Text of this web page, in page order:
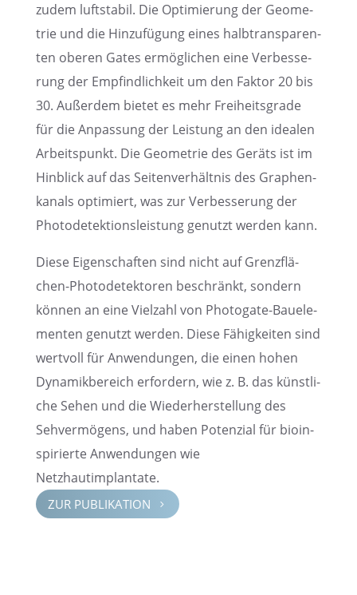
zudem luftsta­bil. Die Optimie­rung der Geome­
trie und die Hinzu­fü­gung eines halbtrans­pa­ren­
ten oberen Gates ermög­li­chen eine Verbes­se­
rung der Empfind­lich­keit um den Faktor 20 bis
30. Außer­dem bietet es mehr Freiheits­grade
für die Anpas­sung der Leistung an den idealen
Arbeits­punkt. Die Geome­trie des Geräts ist im
Hinblick auf das Seiten­ver­hält­nis des Graphen­
ka­nals optimiert, was zur Verbes­se­rung der
Photo­de­tek­ti­ons­leis­tung genutzt werden kann.
Diese Eigen­schaf­ten sind nicht auf Grenz­flä­
chen-Photo­de­tek­to­ren beschränkt, sondern
können an eine Vielzahl von Photo­gate-Bauele­
men­ten genutzt werden. Diese Fähig­kei­ten sind
wertvoll für Anwen­dun­gen, die einen hohen
Dynamik­be­reich erfor­dern, wie z. B. das künst­li­
che Sehen und die Wieder­her­stel­lung des
Sehver­mö­gens, und haben Poten­zial für bioin­
spi­rierte Anwen­dun­gen wie
Netzhautimplantate.
ZUR PUBLI­KA­TION 5